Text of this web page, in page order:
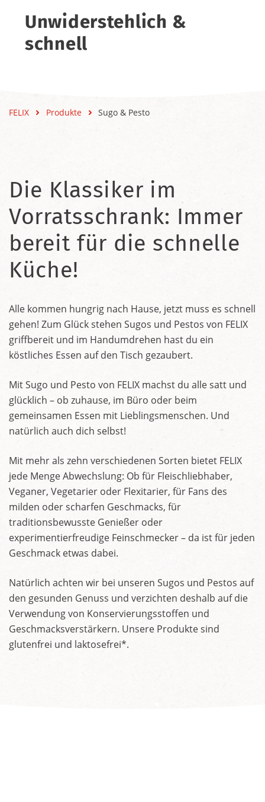
Unwiderstehlich &
schnell
FELIX Produkte Sugo & Pesto
Die Klassiker im
Vorratsschrank: Immer
bereit für die schnelle
Küche!
Alle kommen hungrig nach Hause, jetzt muss es schnell
gehen! Zum Glück stehen Sugos und Pestos von FELIX
griffbereit und im Handumdrehen hast du ein
köstliches Essen auf den Tisch gezaubert.
Mit Sugo und Pesto von FELIX machst du alle satt und
glücklich – ob zuhause, im Büro oder beim
gemeinsamen Essen mit Lieblingsmenschen. Und
natürlich auch dich selbst!
Mit mehr als zehn verschiedenen Sorten bietet FELIX
jede Menge Abwechslung: Ob für Fleischliebhaber,
Veganer, Vegetarier oder Flexitarier, für Fans des
milden oder scharfen Geschmacks, für
traditionsbewusste Genießer oder
experimentierfreudige Feinschmecker – da ist für jeden
Geschmack etwas dabei.
Natürlich achten wir bei unseren Sugos und Pestos auf
den gesunden Genuss und verzichten deshalb auf die
Verwendung von Konservierungsstoffen und
Geschmacksverstärkern. Unsere Produkte sind
glutenfrei und laktosefrei*.